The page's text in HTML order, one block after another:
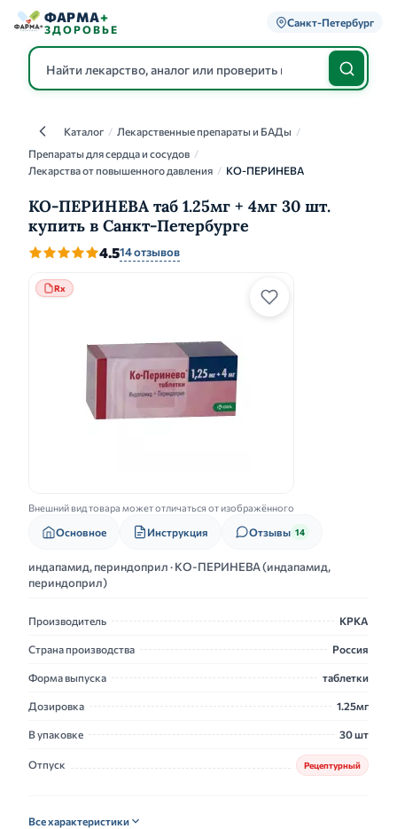
ФАРМА+
ЗДОРОВЬЕ
Санкт-Петербург
КаталогКаталог / Лекарственные препараты и БАДы /
Препараты для сердца и сосудов /
Лекарства от повышенного давления / КО-ПЕРИНЕВА
КО-ПЕРИНЕВА таб 1.25мг + 4мг 30 шт.
купить в Санкт-Петербурге
4.514 отзывов
Rx
Внешний вид товара может отличаться от изображённого
Основное Инструкция Отзывы 14
индапамид, периндоприл · КО-ПЕРИНЕВА (индапамид,
периндоприл)
Производитель КРКА
Страна производства Россия
Форма выпуска таблетки
Дозировка 1.25мг
В упаковке 30 шт
Отпуск Рецептурный
Все характеристики